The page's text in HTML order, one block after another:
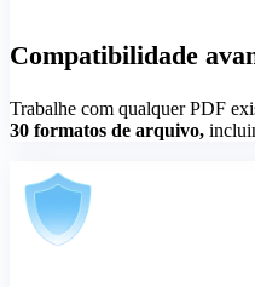
Compatibilidade
Trabalhe com qualquer PDF
30 formatos de arquivo,